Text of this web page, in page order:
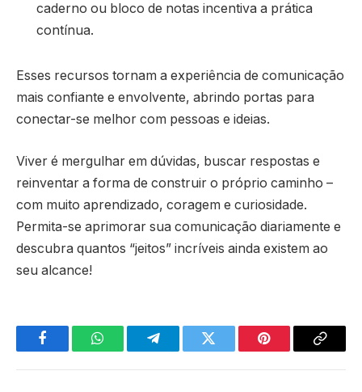
caderno ou bloco de notas incentiva a prática
contínua.
Esses recursos tornam a experiência de comunicação
mais confiante e envolvente, abrindo portas para
conectar-se melhor com pessoas e ideias.
Viver é mergulhar em dúvidas, buscar respostas e
reinventar a forma de construir o próprio caminho –
com muito aprendizado, coragem e curiosidade.
Permita-se aprimorar sua comunicação diariamente e
descubra quantos “jeitos” incríveis ainda existem ao
seu alcance!
FacebookWhatsAppTelegramTwitter Pinterest Copy